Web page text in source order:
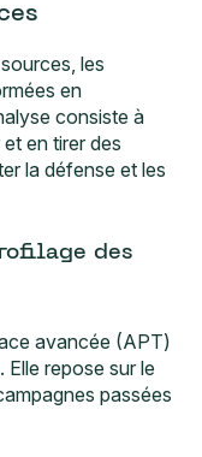
les
en
consiste à
en tirer des
la défense et les
des
avancée (APT)
Elle repose sur le
passées